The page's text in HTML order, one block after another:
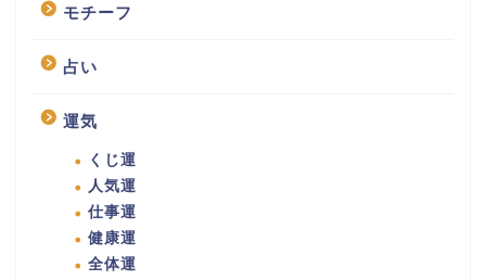
モチーフ
占い
運気
くじ運
人気運
仕事運
健康運
全体運